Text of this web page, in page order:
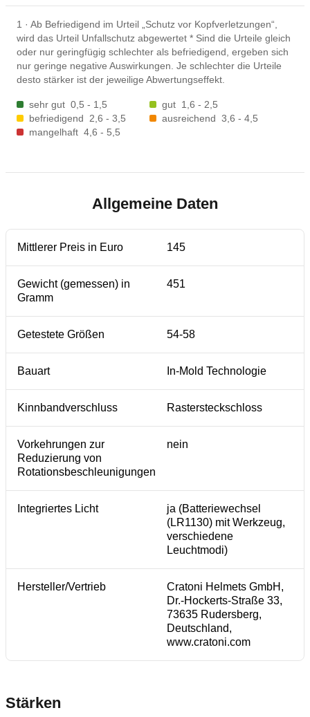
1 · Ab Befriedigend im Urteil „Schutz vor Kopfverletzungen“,
wird das Urteil Unfallschutz abgewertet * Sind die Urteile gleich
oder nur geringfügig schlechter als befriedigend, ergeben sich
nur geringe negative Auswirkungen. Je schlechter die Urteile
desto stärker ist der jeweilige Abwertungseffekt.
sehr gut 0,5 - 1,5 gut 1,6 - 2,5
befriedigend
2,6 - 3,5 ausreichend 3,6 - 4,5
mangelhaft 4,6 - 5,5
Allgemeine Daten
Mittlerer Preis in Euro 145
Gewicht (gemessen) in
Gramm
451
Getestete Größen 54-58
Bauart In-Mold Technologie
Kinnbandverschluss Rastersteckschloss
Vorkehrungen zur
Reduzierung von
Rotationsbeschleunigungen
nein
Integriertes Licht
ja (Batteriewechsel
(LR1130) mit Werkzeug,
verschiedene
Leuchtmodi)
Hersteller/Vertrieb
Cratoni Helmets GmbH,
Dr.-Hockerts-Straße 33,
73635 Rudersberg,
Deutschland,
www.cratoni.com
Stärken